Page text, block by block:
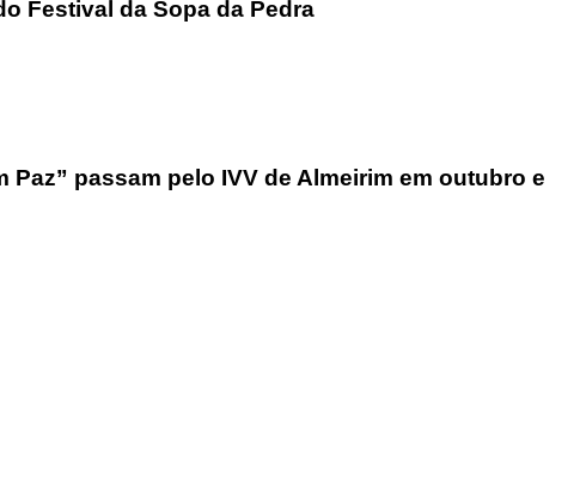
Festival da Sopa da Pedra
Paz” passam pelo IVV de Almeirim em outubro e